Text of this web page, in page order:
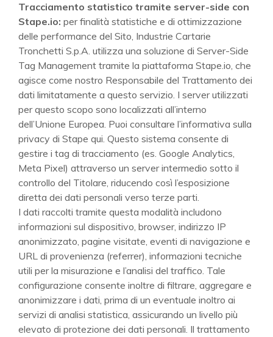
Tracciamento statistico tramite server-side con
Stape.io: per finalità statistiche e di ottimizzazione
delle performance del Sito, Industrie Cartarie
Tronchetti S.p.A. utilizza una soluzione di Server-Side
Tag Management tramite la piattaforma Stape.io, che
agisce come nostro Responsabile del Trattamento dei
dati limitatamente a questo servizio. I server utilizzati
per questo scopo sono localizzati all’interno
dell’Unione Europea. Puoi consultare l’informativa sulla
privacy di Stape qui. Questo sistema consente di
gestire i tag di tracciamento (es. Google Analytics,
Meta Pixel) attraverso un server intermedio sotto il
controllo del Titolare, riducendo così l’esposizione
diretta dei dati personali verso terze parti.
I dati raccolti tramite questa modalità includono
informazioni sul dispositivo, browser, indirizzo IP
anonimizzato, pagine visitate, eventi di navigazione e
URL di provenienza (referrer), informazioni tecniche
utili per la misurazione e l’analisi del traffico. Tale
configurazione consente inoltre di filtrare, aggregare e
anonimizzare i dati, prima di un eventuale inoltro ai
servizi di analisi statistica, assicurando un livello più
elevato di protezione dei dati personali. Il trattamento